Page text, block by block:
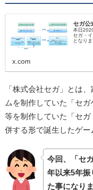
セガ公
本日
セガ・
となり
x.com
「株式会社セガ」とは
ムを制作していた「セ
等を制作していた「セ
併する形で誕生したゲー
今回、「セ
年以来5年振
た事になりま